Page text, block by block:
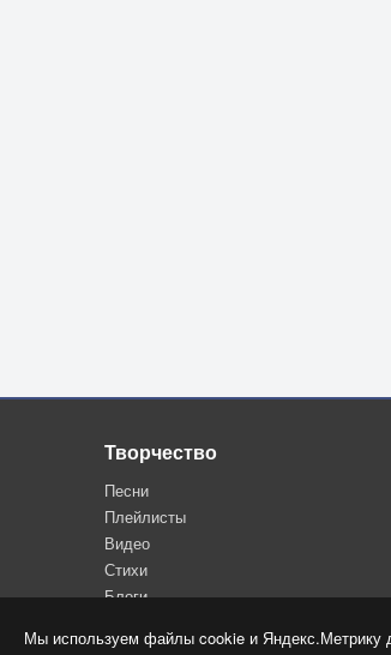
Мы используем файлы cookie и Яндекс.Метрику
Творчество
Песни
Плейлисты
Видео
Стихи
Блоги